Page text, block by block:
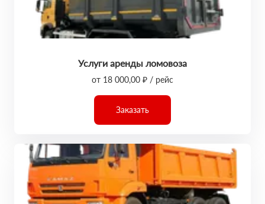
Услуги аренды ломовоза
от 18 000,00 ₽ / рейс
Заказать